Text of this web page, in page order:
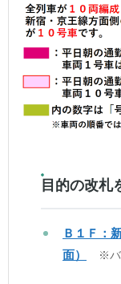
目的の改札
Ｂ１Ｆ：
面）
※バ